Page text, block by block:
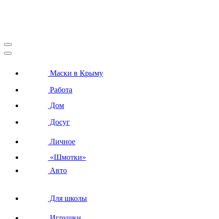
Маски в Крыму
Работа
Дом
Досуг
Личное
«Шмотки»
Авто
Для школы